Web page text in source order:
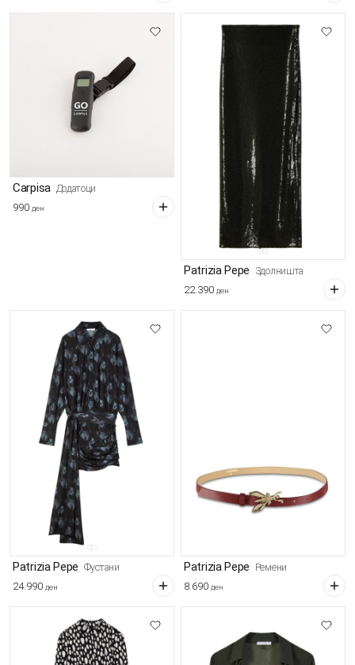
Carpisa Додатоци
990 ден
Patrizia Pepe Здолништа
22.390 ден
Patrizia Pepe Фустани
24.990 ден
Patrizia Pepe Ремени
8.690 ден